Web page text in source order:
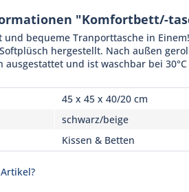
"Komfortbett/-
und bequeme Tranporttasche in
hergestellt. Nach außen
ausgestattet und ist waschbar bei
45 x 45 x 40/20 cm
schwarz/beige
Kissen & Betten